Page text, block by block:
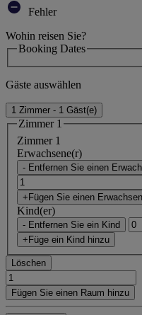
Fehler
Wohin reisen Sie?
Booking Dates
Gäste auswählen
1 Zimmer - 1 Gäst(e)
Zimmer 1
Zimmer 1
Erwachsene(r)
- Entfernen Sie einen
+Fügen Sie einen
Kind(er)
- Entfernen Sie ein Kind
+Füge ein Kind hinzu
Löschen
Fügen Sie einen Raum hinzu